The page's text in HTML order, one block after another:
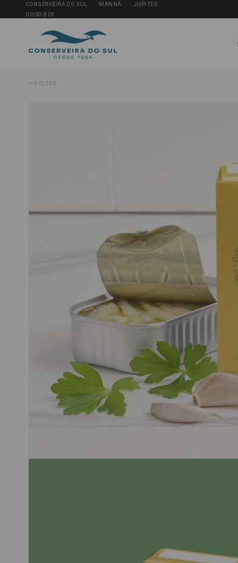
CONSERVEIRA DO SUL MANNÁ
JUPITER
GOOD BOY
VOLTAR